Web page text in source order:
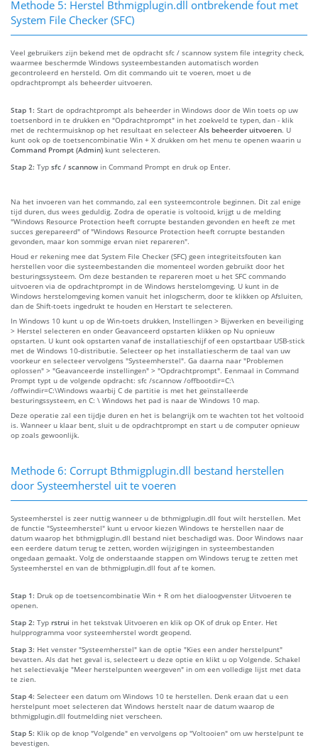
Methode 5: Herstel Bthmigplugin.dll ontbrekende fout met
System File Checker (SFC)
Veel gebruikers zijn bekend met de opdracht sfc / scannow system file integrity check,
waarmee beschermde Windows systeembestanden automatisch worden
gecontroleerd en hersteld. Om dit commando uit te voeren, moet u de
opdrachtprompt als beheerder uitvoeren.
Stap 1: Start de opdrachtprompt als beheerder in Windows door de Win toets op uw
toetsenbord in te drukken en "Opdrachtprompt" in het zoekveld te typen, dan - klik
met de rechtermuisknop op het resultaat en selecteer Als beheerder uitvoeren. U
kunt ook op de toetsencombinatie Win + X drukken om het menu te openen waarin u
Command Prompt (Admin) kunt selecteren.
Stap 2: Typ sfc / scannow in Command Prompt en druk op Enter.
Na het invoeren van het commando, zal een systeemcontrole beginnen. Dit zal enige
tijd duren, dus wees geduldig. Zodra de operatie is voltooid, krijgt u de melding
"Windows Resource Protection heeft corrupte bestanden gevonden en heeft ze met
succes gerepareerd" of "Windows Resource Protection heeft corrupte bestanden
gevonden, maar kon sommige ervan niet repareren".
Houd er rekening mee dat System File Checker (SFC) geen integriteitsfouten kan
herstellen voor die systeembestanden die momenteel worden gebruikt door het
besturingssysteem. Om deze bestanden te repareren moet u het SFC commando
uitvoeren via de opdrachtprompt in de Windows herstelomgeving. U kunt in de
Windows herstelomgeving komen vanuit het inlogscherm, door te klikken op Afsluiten,
dan de Shift-toets ingedrukt te houden en Herstart te selecteren.
In Windows 10 kunt u op de Win-toets drukken, Instellingen > Bijwerken en beveiliging
> Herstel selecteren en onder Geavanceerd opstarten klikken op Nu opnieuw
opstarten. U kunt ook opstarten vanaf de installatieschijf of een opstartbaar USB-stick
met de Windows 10-distributie. Selecteer op het installatiescherm de taal van uw
voorkeur en selecteer vervolgens "Systeemherstel". Ga daarna naar "Problemen
oplossen" > "Geavanceerde instellingen" > "Opdrachtprompt". Eenmaal in Command
Prompt typt u de volgende opdracht: sfc /scannow /offbootdir=C:\
/offwindir=C:\Windows waarbij C de partitie is met het geïnstalleerde
besturingssysteem, en C: \ Windows het pad is naar de Windows 10 map.
Deze operatie zal een tijdje duren en het is belangrijk om te wachten tot het voltooid
is. Wanneer u klaar bent, sluit u de opdrachtprompt en start u de computer opnieuw
op zoals gewoonlijk.
Methode 6: Corrupt Bthmigplugin.dll bestand herstellen
door Systeemherstel uit te voeren
Systeemherstel is zeer nuttig wanneer u de bthmigplugin.dll fout wilt herstellen. Met
de functie "Systeemherstel" kunt u ervoor kiezen Windows te herstellen naar de
datum waarop het bthmigplugin.dll bestand niet beschadigd was. Door Windows naar
een eerdere datum terug te zetten, worden wijzigingen in systeembestanden
ongedaan gemaakt. Volg de onderstaande stappen om Windows terug te zetten met
Systeemherstel en van de bthmigplugin.dll fout af te komen.
Stap 1: Druk op de toetsencombinatie Win + R om het dialoogvenster Uitvoeren te
openen.
Stap 2: Typ rstrui in het tekstvak Uitvoeren en klik op OK of druk op Enter. Het
hulpprogramma voor systeemherstel wordt geopend.
Stap 3: Het venster "Systeemherstel" kan de optie "Kies een ander herstelpunt"
bevatten. Als dat het geval is, selecteert u deze optie en klikt u op Volgende. Schakel
het selectievakje "Meer herstelpunten weergeven" in om een volledige lijst met data
te zien.
Stap 4: Selecteer een datum om Windows 10 te herstellen. Denk eraan dat u een
herstelpunt moet selecteren dat Windows herstelt naar de datum waarop de
bthmigplugin.dll foutmelding niet verscheen.
Stap 5: Klik op de knop "Volgende" en vervolgens op "Voltooien" om uw herstelpunt te
bevestigen.